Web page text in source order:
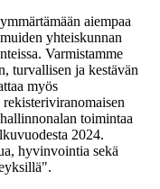
aiempaa
yhteiskunnan
Varmistamme
turvallisen ja kestävän
myös
toimintaa
2024.
hyvinvointia sekä